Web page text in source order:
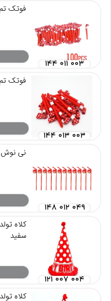
فوتک تم
۱۴۴ ۰۱۱ ۰۰۳
فوتک تم
۱۴۴ ۰۱۳ ۰۰۳
نی نوش
۱۴۸ ۰۱۲ ۰۴۹
کلاه
سفید
۱۲۱ ۰۰۷ ۰۰۴
کلاه